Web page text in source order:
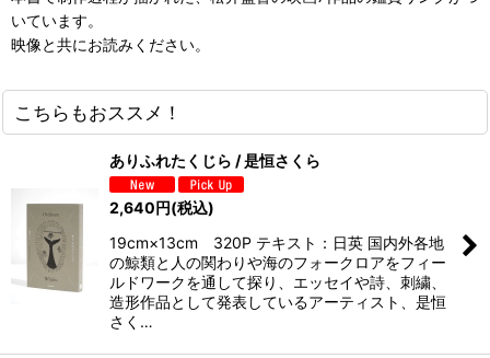
いています。
映像と共にお読みください。
こちらもおススメ！
ありふれたくじら / 是恒さくら
2,640円(税込)
19cm×13cm 320P テキスト：日英 国内外各地
の鯨類と人の関わりや海のフォークロアをフィー
ルドワークを通して探り、エッセイや詩、刺繍、
造形作品として発表しているアーティスト、是恒
さく…